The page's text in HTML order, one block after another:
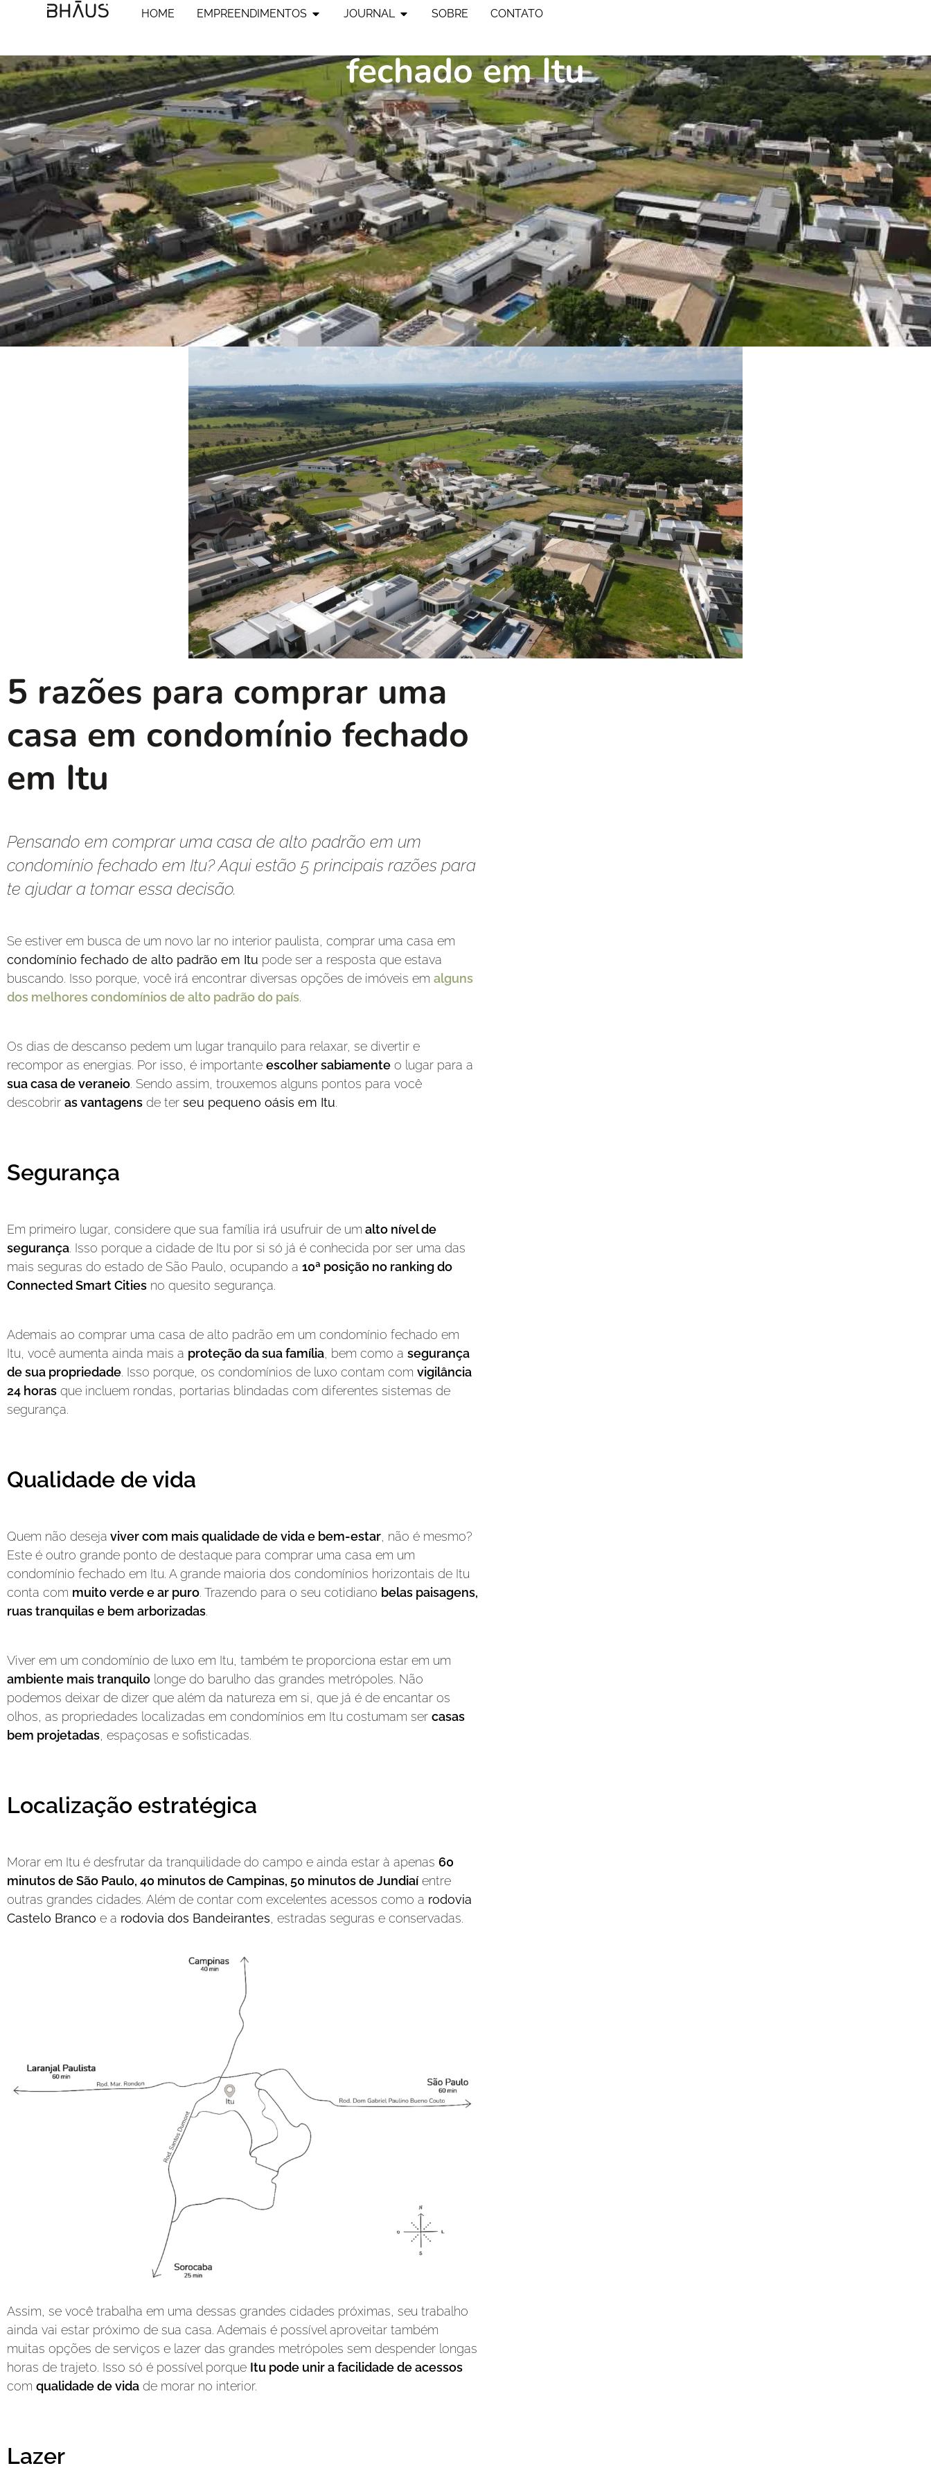
HOME EMPREENDIMENTOS JOURNAL SOBRE CONTATO
5 razões para comprar uma casa em condomínio
fechado em Itu
5 razões para comprar uma
casa em condomínio fechado
em Itu
Pensando em comprar uma casa de alto padrão em um
condomínio fechado em Itu? Aqui estão 5 principais razões para
te ajudar a tomar essa decisão.
Se estiver em busca de um novo lar no interior paulista, comprar uma casa em
condomínio fechado de alto padrão em Itu pode ser a resposta que estava
buscando. Isso porque, você irá encontrar diversas opções de imóveis em alguns
dos melhores condomínios de alto padrão do país.
Os dias de descanso pedem um lugar tranquilo para relaxar, se divertir e
recompor as energias. Por isso, é importante escolher sabiamente o lugar para a
sua casa de veraneio. Sendo assim, trouxemos alguns pontos para você
descobrir as vantagens de ter seu pequeno oásis em Itu.
Segurança
Em primeiro lugar, considere que sua família irá usufruir de um alto nível de
segurança. Isso porque a cidade de Itu por si só já é conhecida por ser uma das
mais seguras do estado de São Paulo, ocupando a 10ª posição no ranking do
Connected Smart Cities no quesito segurança.
Ademais ao comprar uma casa de alto padrão em um condomínio fechado em
Itu, você aumenta ainda mais a proteção da sua família , bem como a segurança
de sua propriedade. Isso porque, os condomínios de luxo contam com vigilância
24 horas que incluem rondas, portarias blindadas com diferentes sistemas de
segurança.
Qualidade de vida
Quem não deseja viver com mais qualidade de vida e bem-estar , não é mesmo?
Este é outro grande ponto de destaque para comprar uma casa em um
condomínio fechado em Itu. A grande maioria dos condomínios horizontais de Itu
conta com muito verde e ar puro. Trazendo para o seu cotidiano belas paisagens,
ruas tranquilas e bem arborizadas.
Viver em um condomínio de luxo em Itu, também te proporciona estar em um
ambiente mais tranquilo longe do barulho das grandes metrópoles. Não
podemos deixar de dizer que além da natureza em si, que já é de encantar os
olhos, as propriedades localizadas em condomínios em Itu costumam ser casas
bem projetadas , espaçosas e sofisticadas.
Localização estratégica
Morar em Itu é desfrutar da tranquilidade do campo e ainda estar à apenas 60
minutos de São Paulo, 40 minutos de Campinas, 50 minutos de Jundiaíentre
outras grandes cidades. Além de contar com excelentes acessos como a rodovia
Castelo Branco e a rodovia dos Bandeirantes , estradas seguras e conservadas.
Assim, se você trabalha em uma dessas grandes cidades próximas, seu trabalho
ainda vai estar próximo de sua casa. Ademais é possível aproveitar também
muitas opções de serviços e lazer das grandes metrópoles sem despender longas
horas de trajeto. Isso só é possível porque Itu pode unir a facilidade de acessos
com qualidade de vida de morar no interior.
Lazer